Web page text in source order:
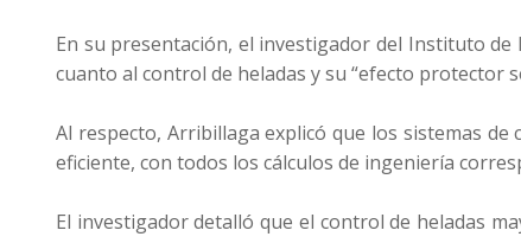
En su presentación, el investigador del Instituto
cuanto al control de heladas y su “efecto protector
Al respecto, Arribillaga explicó que los sistemas
eficiente, con todos los cálculos de ingeniería
El investigador detalló que el control de heladas